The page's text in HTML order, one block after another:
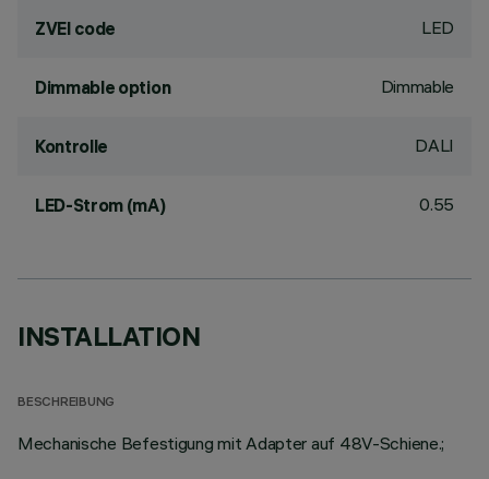
ZVEI code LED
Dimmable option Dimmable
Kontrolle DALI
LED-Strom (mA) 0.55
INSTALLATION
BESCHREIBUNG
Mechanische Befestigung mit Adapter auf 48V-Schiene.;